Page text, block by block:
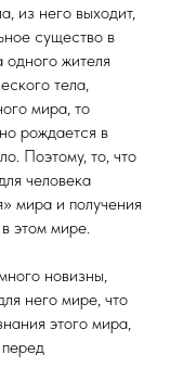
из него выходит,
существо в
жителя
тела,
мира, то
рождается в
Поэтому, то, что
человека
мира и получения
этом мире.
новизны,
него мире, что
этого мира,